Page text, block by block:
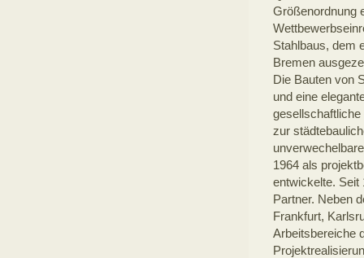
Größenordnung
Stahlbaus, dem
Bremen
Die Bauten von
und eine
zur
1964 als
entwickelte. Seit
Partner. Neben
Frankfurt,
Arbeitsbereiche